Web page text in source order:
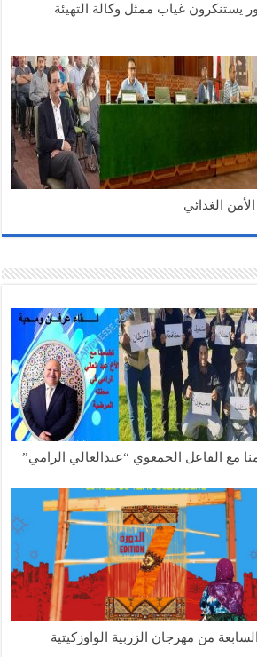
يستنكرون غياب ممثل وكالة التهيئة
الغذائي
مع الفاعل الجمعوي “عبدالعالي الرامي”
الواوزكيتية